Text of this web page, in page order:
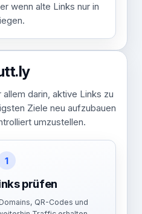
wenn alte Links nur in
darin, aktive Links zu
Ziele neu aufzubauen
umzustellen.
1
prüfen
QR-Codes und